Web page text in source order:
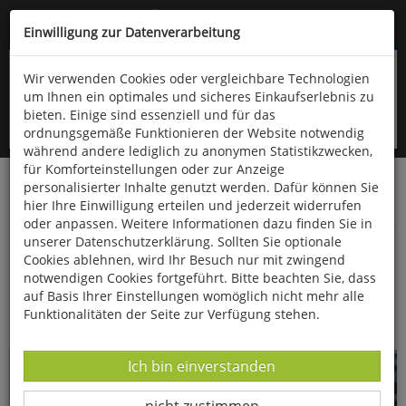
Kompletten Head der Seite überspringen
oder (06766) 9323-960
Startseite Schönes & Dekoratives
Wohnen & Dekoration
Diverses
Kugelmond
Einwilligung zur Datenverarbeitung
Wir verwenden Cookies oder vergleichbare Technologien
um Ihnen ein optimales und sicheres Einkaufserlebnis zu
bieten. Einige sind essenziell und für das
ordnungsgemäße Funktionieren der Website notwendig
während andere lediglich zu anonymen Statistikzwecken,
für Komforteinstellungen oder zur Anzeige
personalisierter Inhalte genutzt werden. Dafür können Sie
hier Ihre Einwilligung erteilen und jederzeit widerrufen
oder anpassen. Weitere Informationen dazu finden Sie in
unserer Datenschutzerklärung. Sollten Sie optionale
Cookies ablehnen, wird Ihr Besuch nur mit zwingend
notwendigen Cookies fortgeführt. Bitte beachten Sie, dass
auf Basis Ihrer Einstellungen womöglich nicht mehr alle
Funktionalitäten der Seite zur Verfügung stehen.
Datenverarbeitung -
Ich bin einverstanden